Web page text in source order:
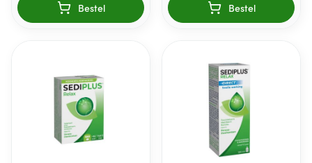
Bestel Bestel